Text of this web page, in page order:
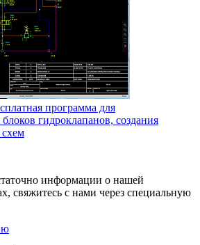
программа для
гидроклапанов, создания
схем
информации о нашей
свяжитесь с нами через специальную